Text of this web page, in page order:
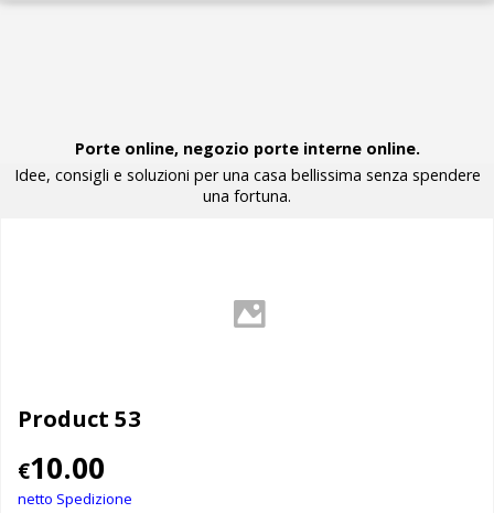
Porte online, negozio porte interne online.
Idee, consigli e soluzioni per una casa bellissima senza spendere
una fortuna.
Product 53
€10.00
netto Spedizione